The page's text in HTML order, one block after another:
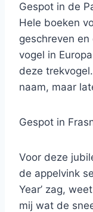
Gespot in de
Hele boeken
geschreven
vogel in
deze
naam, maar
Gespot in
Voor deze
de appelvink
Year’ zag,
mij wat de